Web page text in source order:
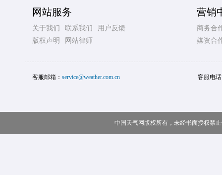
网站服务
关于我们 联系我们
用户反馈
版权声明
网站律师
营销
商务合
媒资合
客服邮箱： service@weather.com.cn 客服电
中国天气网版权所有，未经书面授权